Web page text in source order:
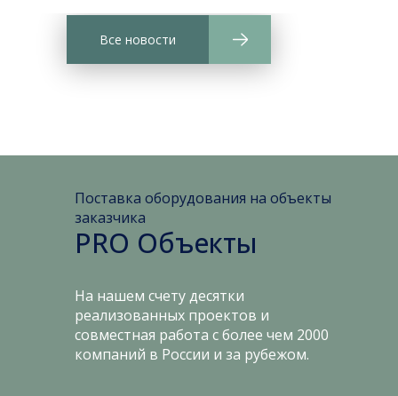
Все новости
PRO Объекты
На нашем счету десятки
реализованных проектов и
совместная работа с более чем 2000
компаний в России и за рубежом.
Поставка оборудования на объекты
заказчика